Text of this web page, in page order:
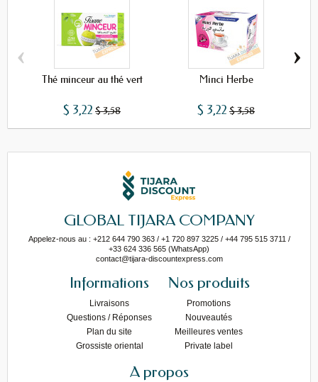
Thé minceur au thé vert
$ 3,22 $ 3,58
Minci Herbe
$ 3,22 $ 3,58
‹ ›
GLOBAL TIJARA COMPANY
Appelez-nous au : +212 644 790 363 / +1 720 897 3225 / +44 795 515 3711 /
+33 624 336 565 (WhatsApp)
contact@tijara-discountexpress.com
Informations
Livraisons
Questions / Réponses
Plan du site
Grossiste oriental
Nos produits
Promotions
Nouveautés
Meilleures ventes
Private label
A propos